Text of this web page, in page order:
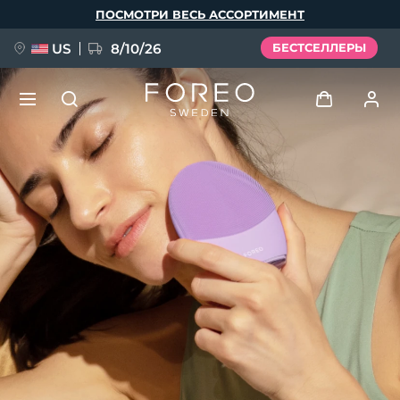
ПОСМОТРИ ВЕСЬ АССОРТИМЕНТ
US 8/10/26 БЕСТСЕЛЛЕРЫ
Профиль пользователя
Мои приборы
Мои заказы
Мои адреса
Мои подписки
НОВИНКА
FAQ™ Pure Beauty-Tech Elixir
BREAKING NEWS
issa™ Teeth Whitening Set
Язык
English Deutsch
Español
Français
Italiano
Português
Svenska
Русский
Türkçe
简体中文 繁體中文